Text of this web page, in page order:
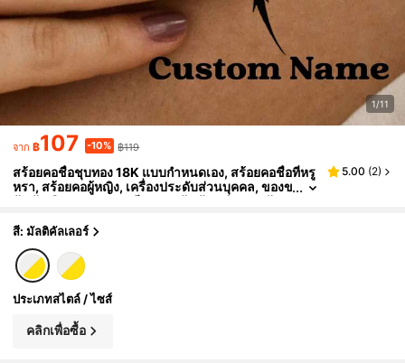
1/11
จาก ฿107 -10% ฿119
สร้อยคอชื่อชุบทอง 18K แบบกำหนดเอง, สร้อยคอชื่อที่หรู
หรา, สร้อยคอผู้หญิง, เครื่องประดับส่วนบุคคล, ของข
วัญวันเกิดครบรอบ 18 ปี, ของขวัญวันแม่, ทอง, ทันส
ำหนดเอง, ส่วนบุคคล, ไม่ซ้ำใคร, ของขวัญที่เหมาะสำห
่, ครอบครัว, เพื่อน, วันครบรอบ, วันเกิด, การสำเร็จการ
ศึกษา
5.00 (2)
สี: มัลติคัลเลอร์
ประเภทสไตล์ / ไซส์
คลิกเพื่อซื้อ